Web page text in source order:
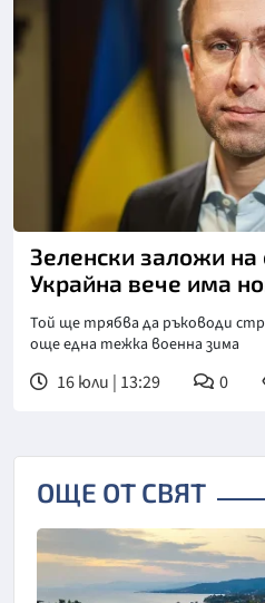
Снимка: БТА
Зеленски заложи на
Украйна вече има
Той ще трябва да ръководи
още една тежка военна зима
16 юли | 13:29 0
ОЩЕ ОТ СВЯТ